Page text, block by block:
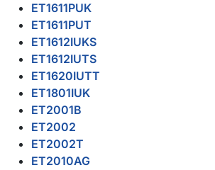
ET1611PUK
ET1611PUT
ET1612IUKS
ET1612IUTS
ET1620IUTT
ET1801IUK
ET2001B
ET2002
ET2002T
ET2010AG